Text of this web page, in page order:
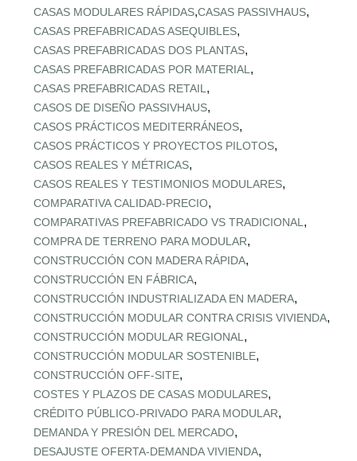
CASAS MODULARES RÁPIDAS,CASAS PASSIVHAUS,
CASAS PREFABRICADAS ASEQUIBLES,
CASAS PREFABRICADAS DOS PLANTAS,
CASAS PREFABRICADAS POR MATERIAL ,
CASAS PREFABRICADAS RETAIL ,
CASOS DE DISEÑO PASSIVHAUS,
CASOS PRÁCTICOS MEDITERRÁNEOS,
CASOS PRÁCTICOS Y PROYECTOS PILOTOS,
CASOS REALES Y MÉTRICAS,
CASOS REALES Y TESTIMONIOS MODULARES,
COMPARATIVA CALIDAD‑PRECIO,
COMPARATIVAS PREFABRICADO VS TRADICIONAL ,
COMPRA DE TERRENO PARA MODULAR,
CONSTRUCCIÓN CON MADERA RÁPIDA,
CONSTRUCCIÓN EN FÁBRICA,
CONSTRUCCIÓN INDUSTRIALIZADA EN MADERA,
CONSTRUCCIÓN MODULAR CONTRA CRISIS VIVIENDA,
CONSTRUCCIÓN MODULAR REGIONAL ,
CONSTRUCCIÓN MODULAR SOSTENIBLE,
CONSTRUCCIÓN OFF‑SITE,
COSTES Y PLAZOS DE CASAS MODULARES,
CRÉDITO PÚBLICO‑PRIVADO PARA MODULAR,
DEMANDA Y PRESIÓN DEL MERCADO,
DESAJUSTE OFERTA‑DEMANDA VIVIENDA,